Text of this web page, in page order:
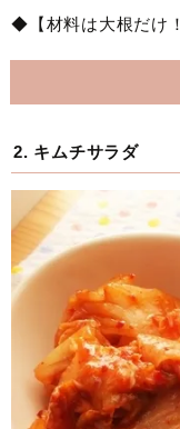
◆【材料は大根だけ
2. キムチサラダ